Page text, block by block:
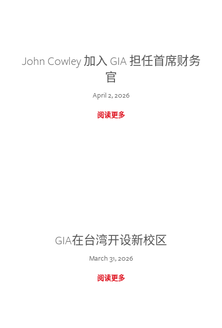
John Cowley 加入 GIA 担任首席财务
官
April 2, 2026
阅读更多
GIA在台湾开设新校区
March 31, 2026
阅读更多